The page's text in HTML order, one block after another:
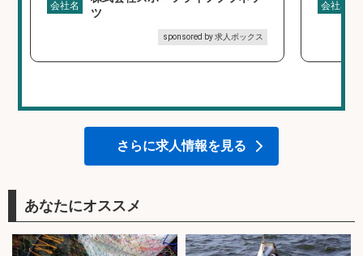
会社名
ツ
sponsored by 求人ボックス
会社名
さらに求人情報を見る
あなたにオススメ